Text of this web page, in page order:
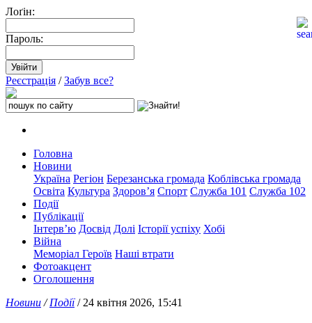
Лоґін:
Пароль:
Реєстрація /Забув все?
Головна
Новини
Україна Регіон Березанська громада Коблівська громада
Освіта Культура Здоров’я Спорт Служба 101 Служба 102
Події
Публікації
Інтерв’ю Досвід Долі Історії успіху Хобі
Війна
Меморіал Героїв Наші втрати
Фотоакцент
Оголошення
Новини /Події/ 24 квітня 2026, 15:41